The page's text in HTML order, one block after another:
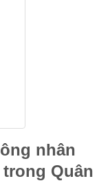
nhân
Quân